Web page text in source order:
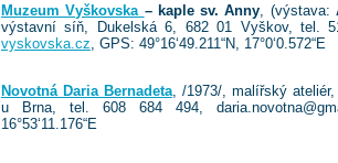
Muzeum Vyškovska – kaple sv. Anny , (výstava:
výstavní síň, Dukelská 6, 682 01 Vyškov, tel.
vyskovska.cz , GPS: 49°16‘49.211“N, 17°0‘0.572“E
Novotná Daria Bernadeta, /1973/, malířský
u Brna, tel. 608 684 494,
16°53‘11.176“E